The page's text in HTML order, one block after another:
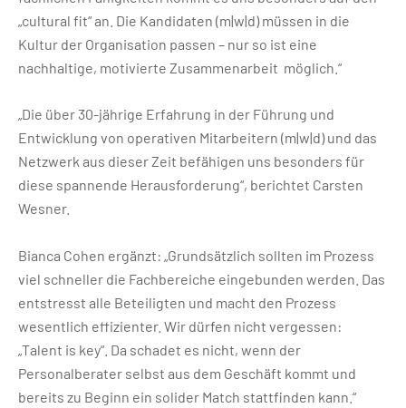
„cultural fit“ an. Die Kandidaten (m|w|d) müssen in die
Kultur der Organisation passen – nur so ist eine
nachhaltige, motivierte Zusammenarbeit möglich.“
„Die über 30-jährige Erfahrung in der Führung und
Entwicklung von operativen Mitarbeitern (m|w|d) und das
Netzwerk aus dieser Zeit befähigen uns besonders für
diese spannende Herausforderung“, berichtet Carsten
Wesner.
Bianca Cohen ergänzt: „Grundsätzlich sollten im Prozess
viel schneller die Fachbereiche eingebunden werden. Das
entstresst alle Beteiligten und macht den Prozess
wesentlich effizienter. Wir dürfen nicht vergessen:
„Talent is key“. Da schadet es nicht, wenn der
Personalberater selbst aus dem Geschäft kommt und
bereits zu Beginn ein solider Match stattfinden kann.“